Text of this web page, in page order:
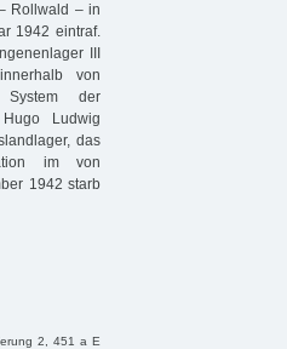
Rollwald – in
1942 eintraf.
III
von
System der
Ludwig
das
im von
1942 starb
2, 451 a E